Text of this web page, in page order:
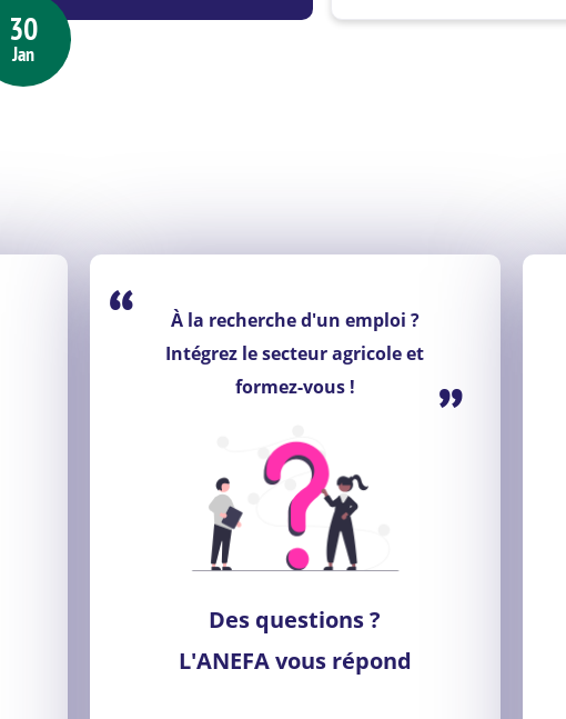
30
Jan
“
À la recherche d'un emploi ?
Intégrez le secteur agricole et
formez-vous !
”
Des questions ?
L'ANEFA vous répond